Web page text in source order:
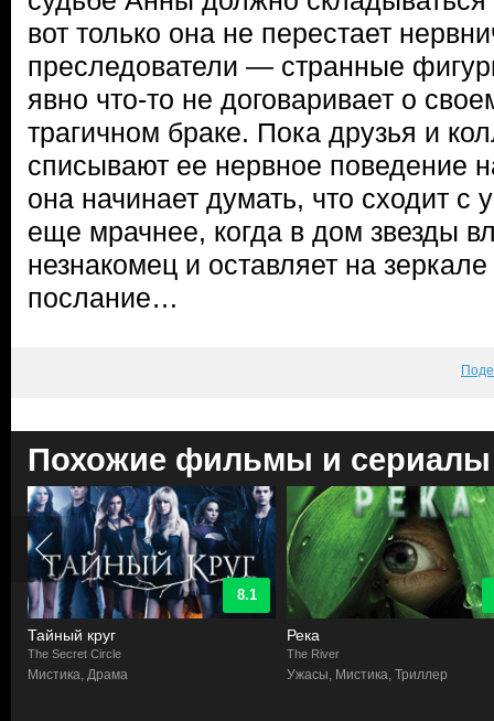
вот только она не перестает
преследователи — странные
явно что-то не договаривает о
трагичном браке. Пока друзья и
списывают ее нервное поведение
она начинает думать, что сходит с
еще мрачнее, когда в дом звезды
незнакомец и оставляет на
послание…
Похожие фильмы и сериалы
8.1
Тайный круг
The Secret Circle
Мистика, Драма
Река
The River
Ужасы, Мистика, Триллер